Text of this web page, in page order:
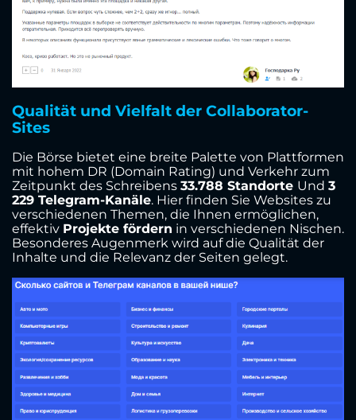
Qualität und Vielfalt der Collaborator-
Sites
Die Börse bietet eine breite Palette von Plattformen
mit hohem DR (Domain Rating) und Verkehr zum
Zeitpunkt des Schreibens 33.788 Standorte Und 3
229 Telegram-Kanäle. Hier finden Sie Websites zu
verschiedenen Themen, die Ihnen ermöglichen,
effektiv Projekte fördern in verschiedenen Nischen.
Besonderes Augenmerk wird auf die Qualität der
Inhalte und die Relevanz der Seiten gelegt.